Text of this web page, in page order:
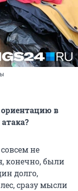
ориентацию в
не
конечно, были
долго,
сразу мысли